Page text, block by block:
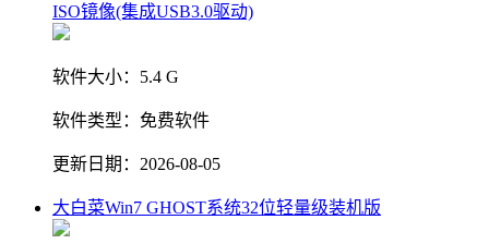
ISO镜像(集成USB3.0驱动)
软件大小： 5.4 G
软件类型： 免费软件
更新日期： 2026-08-05
大白菜Win7 GHOST系统32位轻量级装机版